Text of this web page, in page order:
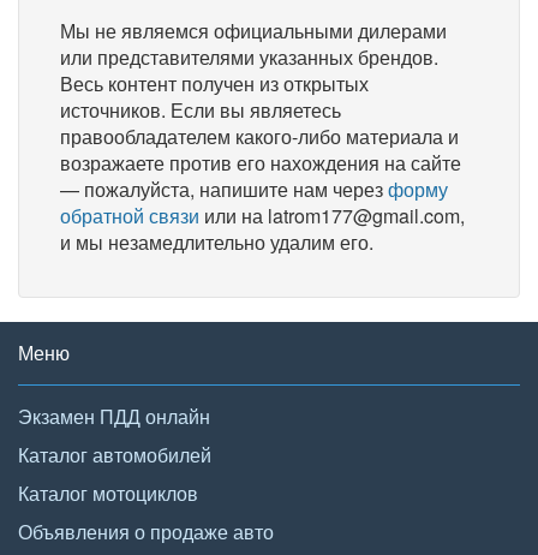
Мы не являемся официальными дилерами
или представителями указанных брендов.
Весь контент получен из открытых
источников. Если вы являетесь
правообладателем какого-либо материала и
возражаете против его нахождения на сайте
— пожалуйста, напишите нам черезформу
обратной связи или на latrom177@gmail.com,
и мы незамедлительно удалим его.
Меню
Экзамен ПДД онлайн
Каталог автомобилей
Каталог мотоциклов
Объявления о продаже авто